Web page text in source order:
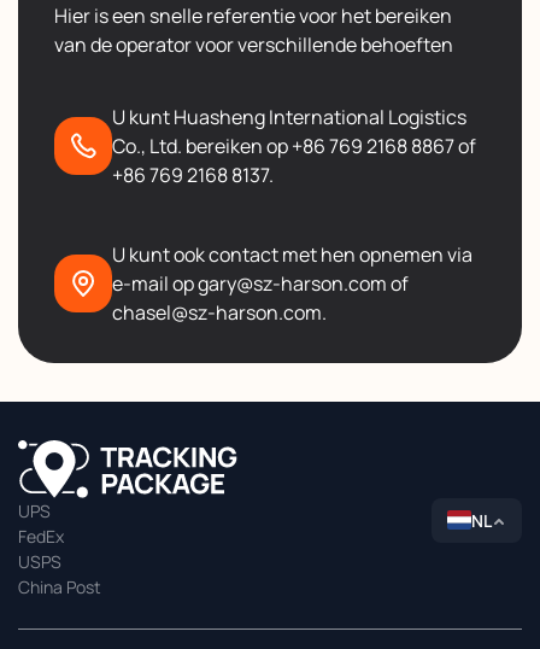
Hier is een snelle referentie voor het bereiken
van de operator voor verschillende behoeften
U kunt Huasheng International Logistics
Co., Ltd. bereiken op +86 769 2168 8867 of
+86 769 2168 8137.
U kunt ook contact met hen opnemen via
e-mail op gary@sz-harson.com of
chasel@sz-harson.com.
UPS
FedEx
USPS
China Post
NL